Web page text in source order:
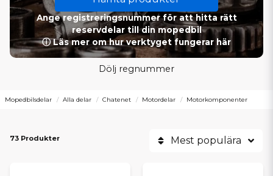
Ange registreringsnummer för att hitta rätt
reservdelar till din mopedbil
ⓘ Läs mer om hur verktyget fungerar här
Dölj regnummer
Mopedbilsdelar Alla delar Chatenet Motordelar Motorkomponenter
73 Produkter Mest populära